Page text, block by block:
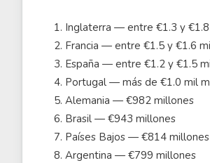
1. Inglaterra — entre €1.3 y
2. Francia — entre €1.5 y €1.6
3. España — entre €1.2 y €1.5
4. Portugal — más de €1.0 mil
5. Alemania — €982 millones
6. Brasil — €943 millones
7. Países Bajos — €814 millones
8. Argentina — €799 millones